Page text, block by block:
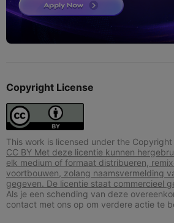
Copyright License
This work is licensed under the
CC BY Met deze licentie kunnen
elk medium of formaat distribueren,
voortbouwen, zolang naamsvermelding
gegeven. De licentie staat commercieel
Als je een schending van deze
contact met ons op om verdere actie te